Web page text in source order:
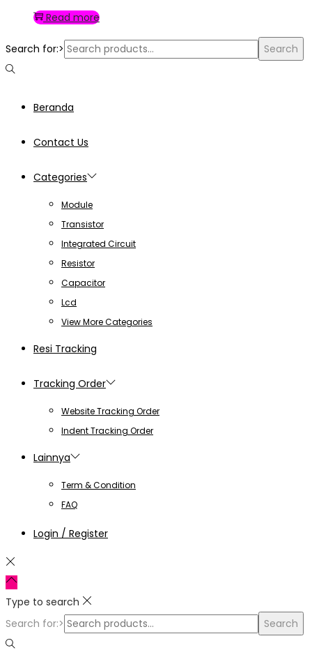
Read more
Search for:> Search
Beranda
Contact Us
Categories
Module
Transistor
Integrated Circuit
Resistor
Capacitor
Lcd
View More Categories
Resi Tracking
Tracking Order
Website Tracking Order
Indent Tracking Order
Lainnya
Term & Condition
FAQ
Login / Register
Type to search
Search for:>
Search